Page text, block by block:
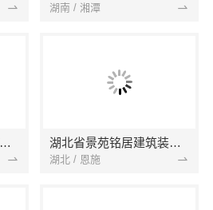
湖南 / 湘潭
湖北省惠物电子商务有限公司 湖北省景苑铭居建筑装饰有限公司
湖北 / 恩施